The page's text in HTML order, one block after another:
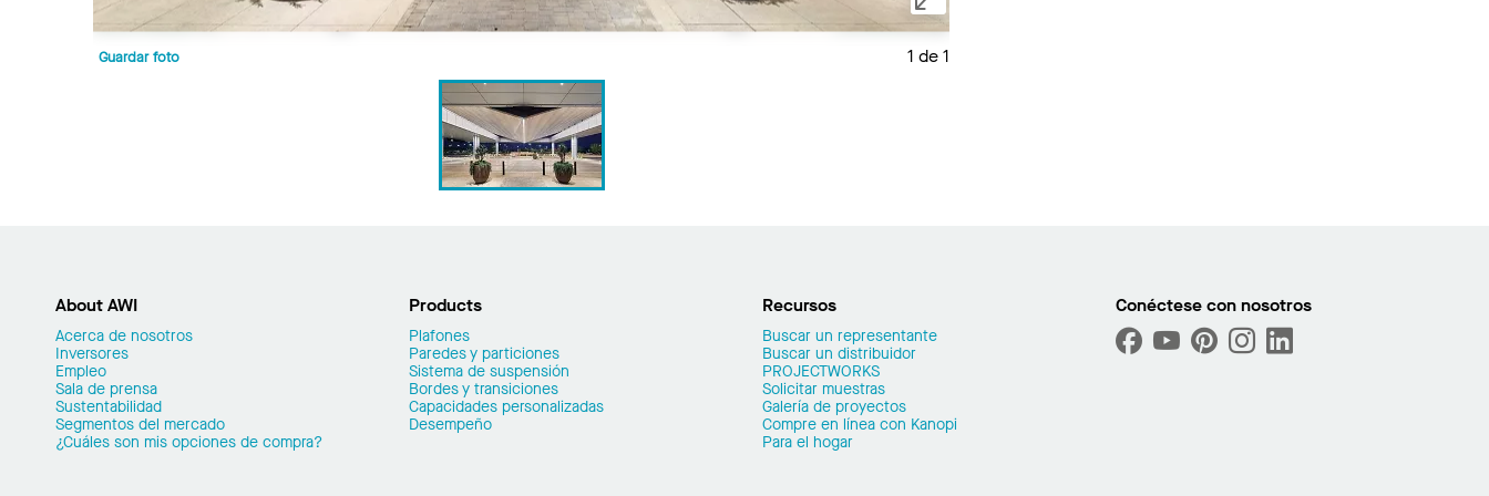
1 de 1
Guardar foto
About AWI
Acerca de nosotros
Inversores
Empleo
Sala de prensa
Sustentabilidad
Segmentos del mercado
¿Cuáles son mis opciones de compra?
Products
Plafones
Paredes y particiones
Sistema de suspensión
Bordes y transiciones
Capacidades personalizadas
Desempeño
Recursos
Buscar un representante
Buscar un distribuidor
PROJECTWORKS
Solicitar muestras
Galería de proyectos
Compre en línea con Kanopi
Para el hogar
Conéctese con nosotros